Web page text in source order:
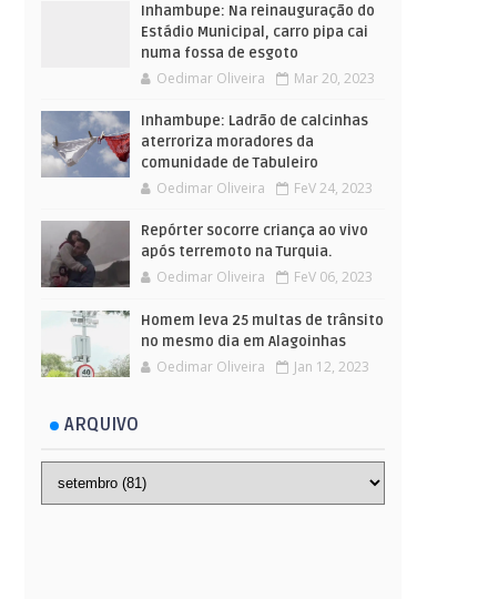
Inhambupe: Na reinauguração do
Estádio Municipal, carro pipa cai
numa fossa de esgoto
Oedimar Oliveira Mar 20, 2023
Inhambupe: Ladrão de calcinhas
aterroriza moradores da
comunidade de Tabuleiro
Oedimar Oliveira FeV 24, 2023
Repórter socorre criança ao vivo
após terremoto na Turquia.
Oedimar Oliveira FeV 06, 2023
Homem leva 25 multas de trânsito
no mesmo dia em Alagoinhas
Oedimar Oliveira Jan 12, 2023
ARQUIVO